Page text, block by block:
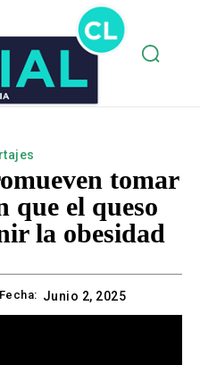
tomar
que el queso
la obesidad
Fecha: Junio 2, 2025